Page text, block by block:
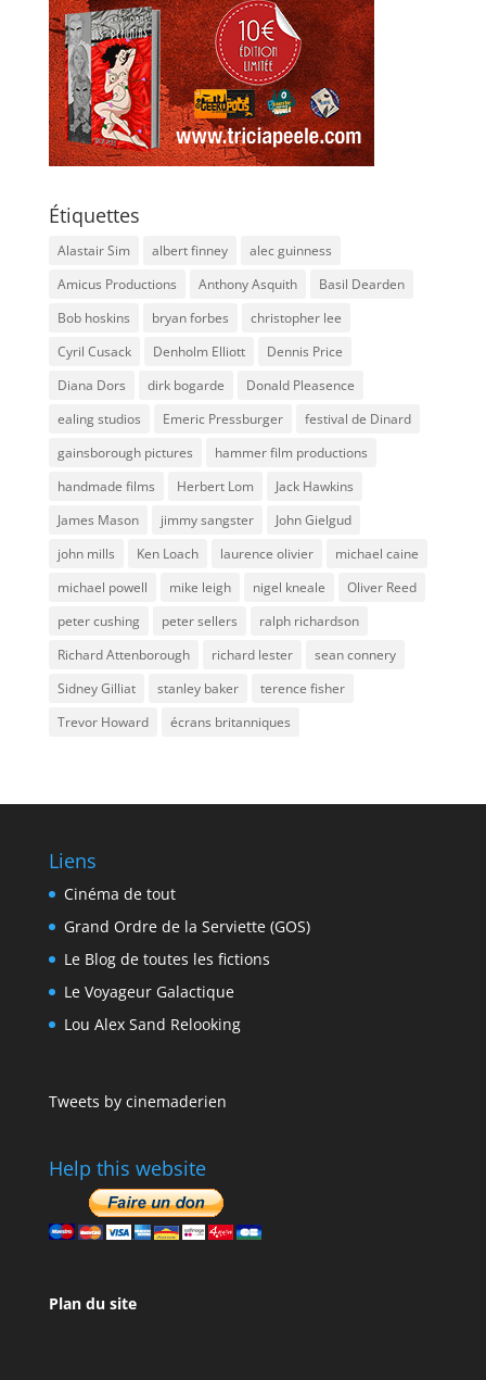
Étiquettes
Alastair Sim albert finney
alec guinness
Amicus Productions
Anthony Asquith
Basil Dearden
Bob hoskins
bryan forbes
christopher lee
Cyril Cusack
Denholm Elliott
Dennis Price
Diana Dors
dirk bogarde
Donald Pleasence
ealing studios
Emeric Pressburger
festival de Dinard
gainsborough pictures
hammer film productions
handmade films
Herbert Lom
Jack Hawkins
James Mason
jimmy sangster
John Gielgud
john mills
Ken Loach laurence olivier
michael caine
michael powell
mike leigh nigel kneale
Oliver Reed
peter cushing
peter sellers
ralph richardson
Richard Attenborough
richard lester
sean connery
Sidney Gilliat
stanley baker
terence fisher
Trevor Howard
écrans britanniques
Liens
Cinéma de tout
Grand Ordre de la Serviette (GOS)
Le Blog de toutes les fictions
Le Voyageur Galactique
Lou Alex Sand Relooking
Tweets by cinemaderien
Help this website
Plan du site